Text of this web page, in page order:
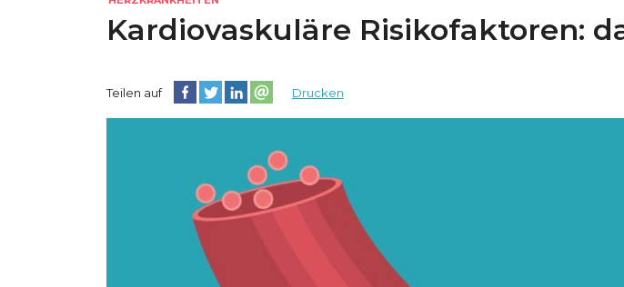
Kardiovaskuläre Risikofaktoren:
Teilen auf Diese Seite auf Facebook teilen
Diese Seite auf Twitter teilen
Diese Seite auf LinkedIn teilen
Partager cette page sur email
Drucken